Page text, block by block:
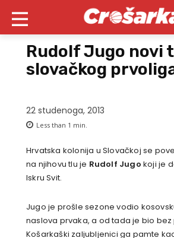
Rudolf Jugo novi
slovačkog
22 studenoga, 2013
Less than 1 min.
Hrvatska kolonija u Slovačkoj se
na njihovu tlu je Rudolf Jugo koji je
Iskru Svit.
Jugo je prošle sezone vodio
naslova prvaka, a od tada je bio bez
Košarkaški zaljubljenici ga pamte